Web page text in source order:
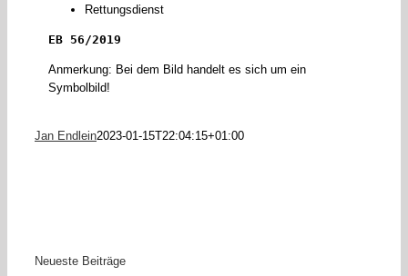
Rettungsdienst
EB 56/2019
Anmerkung: Bei dem Bild handelt es sich um ein
Symbolbild!
Jan Endlein2023-01-15T22:04:15+01:00
Neueste Beiträge